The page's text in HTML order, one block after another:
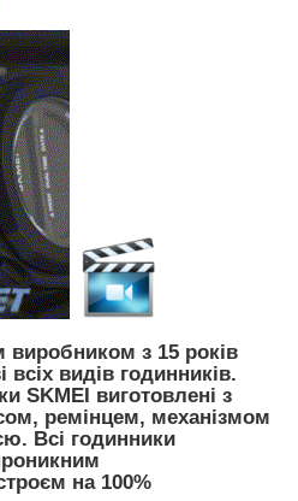
виробником з 15 років
видів годинників.
SKMEI виготовлені з
ремінцем, механізмом
Всі годинники
на 100%